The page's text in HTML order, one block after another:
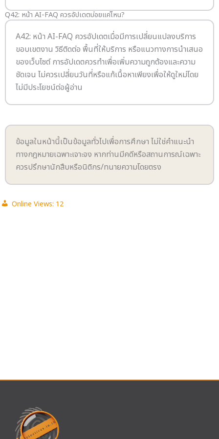
Q42: หน้า AI-FAQ ควรอัปเดตบ่อยแค่ไหน?
A42: หน้า AI-FAQ ควรอัปเดตเมื่อมีการเปลี่ยนแปลงบริการ
ขอบเขตงาน วิธีติดต่อ พื้นที่ให้บริการ หรือแนวทางการนำเสนอ
ของเว็บไซต์ การอัปเดตควรทำเพื่อเพิ่มความถูกต้องและความ
ชัดเจน ไม่ควรเปลี่ยนวันที่หรือแก้เนื้อหาเพียงเพื่อให้ดูใหม่โดย
ไม่มีประโยชน์ต่อผู้อ่าน
ข้อมูลในหน้านี้เป็นข้อมูลทั่วไปเพื่อการศึกษา ไม่ใช่คำแนะนำ
ทางกฎหมายเฉพาะเจาะจง หากท่านมีคดีหรือสถานการณ์เฉพาะ
ควรปรึกษานักสืบหรือนิติกร/ทนายความโดยตรง
Online Views: 12